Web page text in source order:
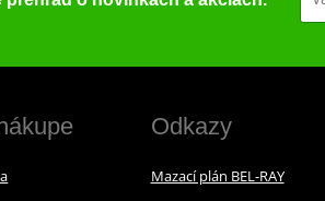
Odkazy
Mazací plán BEL-RAY